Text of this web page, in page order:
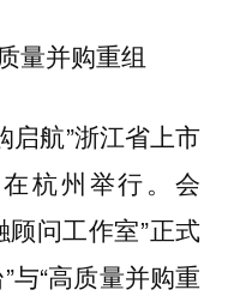
量并购重组
启航”浙江省上市
杭州举行。会
顾问工作室”正式
与“高质量并购重